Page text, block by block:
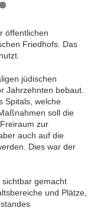
öffentlichen
Friedhofs. Das
jüdischen
Jahrzehnten bebaut.
Spitals, welche
soll die
zur
auch auf die
Dies war der
gemacht
und Plätze,